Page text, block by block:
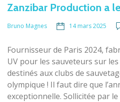
Zanzibar Production a
Bruno Magnes 14 mars 2025
Fournisseur de Paris 2024,
UV pour les sauveteurs sur
destinés aux clubs de
olympique ! Il faut dire que
exceptionnelle. Sollicitée par